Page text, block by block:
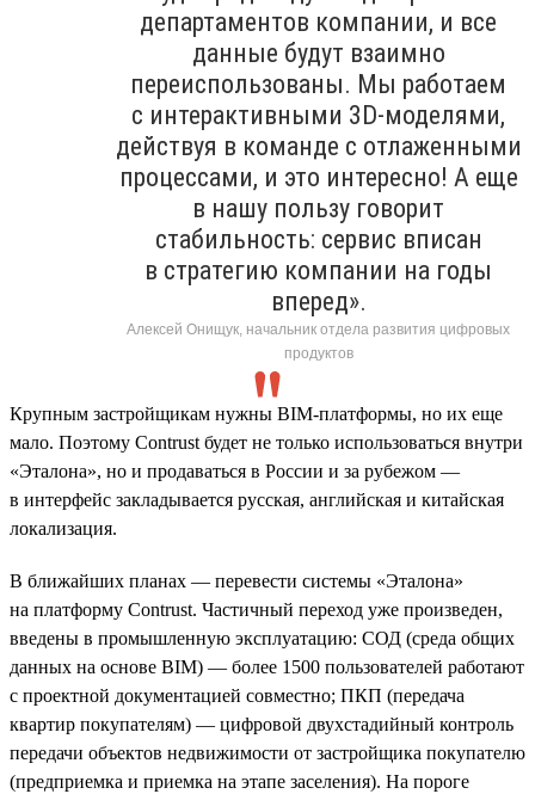
департаментов компании, и все
данные будут взаимно
переиспользованы. Мы работаем
с интерактивными 3D-моделями,
действуя в команде с отлаженными
процессами, и это интересно! А еще
в нашу пользу говорит
стабильность: сервис вписан
в стратегию компании на годы
вперед».
Алексей Онищук, начальник отдела развития цифровых
продуктов
Крупным застройщикам нужны BIM-платформы, но их еще
мало. Поэтому Contrust будет не только использоваться внутри
«Эталона», но и продаваться в России и за рубежом —
в интерфейс закладывается русская, английская и китайская
локализация.
В ближайших планах — перевести системы «Эталона»
на платформу Contrust. Частичный переход уже произведен,
введены в промышленную эксплуатацию: СОД (среда общих
данных на основе BIM) — более 1500 пользователей работают
с проектной документацией совместно; ПКП (передача
квартир покупателям) — цифровой двухстадийный контроль
передачи объектов недвижимости от застройщика покупателю
(предприемка и приемка на этапе заселения). На пороге